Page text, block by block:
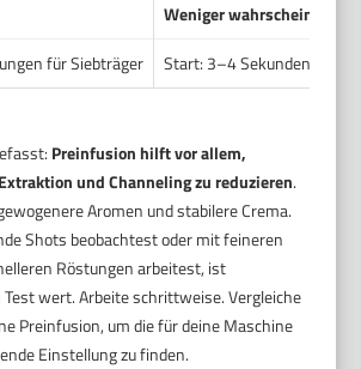
Weniger wahrscheinlich
für Siebträger
Start: 3–4 Sekunden bei
Preinfusion hilft vor allem,
und Channeling zu reduzieren.
Aromen und stabilere Crema.
Shots beobachtest oder mit feineren
Röstungen arbeitest, ist
wert. Arbeite schrittweise. Vergleiche
Preinfusion, um die für deine Maschine
Einstellung zu finden.